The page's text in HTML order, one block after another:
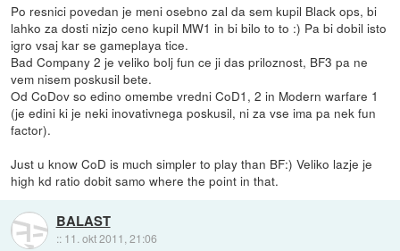
Po resnici povedan je meni osebno zal da sem kupil Black ops, bi
lahko za dosti nizjo ceno kupil MW1 in bi bilo to to :) Pa bi dobil isto
igro vsaj kar se gameplaya tice.
Bad Company 2 je veliko bolj fun ce ji das priloznost, BF3 pa ne
vem nisem poskusil bete.
Od CoDov so edino omembe vredni CoD1, 2 in Modern warfare 1
(je edini ki je neki inovativnega poskusil, ni za vse ima pa nek fun
factor).
Just u know CoD is much simpler to play than BF:) Veliko lazje je
high kd ratio dobit samo where the point in that.
BALAST
:: 11. okt 2011, 21:06